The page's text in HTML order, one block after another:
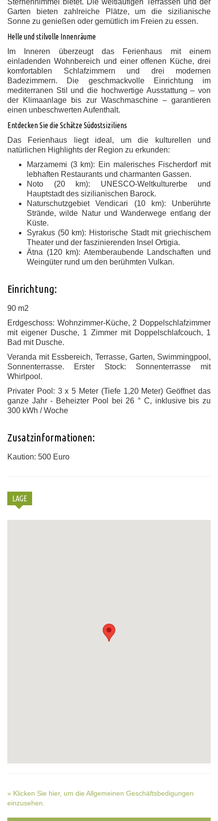
Garten bieten zahlreiche Plätze, um die sizilianische
Sonne zu genießen oder gemütlich im Freien zu essen.
Helle und stilvolle Innenräume
Im Inneren überzeugt das Ferienhaus mit einem
einladenden Wohnbereich und einer offenen Küche, drei
komfortablen Schlafzimmern und drei modernen
Badezimmern. Die geschmackvolle Einrichtung im
mediterranen Stil und die hochwertige Ausstattung – von
der Klimaanlage bis zur Waschmaschine – garantieren
einen unbeschwerten Aufenthalt.
Entdecken Sie die Schätze Südostsiziliens
Das Ferienhaus liegt ideal, um die kulturellen und
natürlichen Highlights der Region zu erkunden:
Marzamemi (3 km): Ein malerisches Fischerdorf mit
lebhaften Restaurants und charmanten Gassen.
Noto (20 km): UNESCO-Weltkulturerbe und
Hauptstadt des sizilianischen Barock.
Naturschutzgebiet Vendicari (10 km): Unberührte
Strände, wilde Natur und Wanderwege entlang der
Küste.
Syrakus (50 km): Historische Stadt mit griechischem
Theater und der faszinierenden Insel Ortigia.
Ätna (120 km): Atemberaubende Landschaften und
Weingüter rund um den berühmten Vulkan.
Einrichtung:
90 m2
Erdgeschoss: Wohnzimmer-Küche, 2 Doppelschlafzimmer
mit eigener Dusche, 1 Zimmer mit Doppelschlafcouch, 1
Bad mit Dusche.
Veranda mit Essbereich, Terrasse, Garten, Swimmingpool,
Sonnenterrasse. Erster Stock: Sonnenterrasse mit
Whirlpool.
Privater Pool: 3 x 5 Meter (Tiefe 1,20 Meter) Geöffnet das
ganze Jahr - Beheizter Pool bei 26 ° C, inklusive bis zu
300 kWh / Woche
Zusatzinformationen:
Kaution: 500 Euro
LAGE
» Klicken Sie hier, um die Allgemeinen Geschäftsbedigungen
einzusehen.